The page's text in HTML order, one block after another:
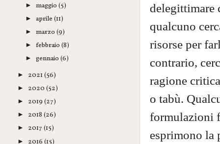
delegittimare
qualcuno
risorse per
contrario,
ragione
o tabù.
formulazioni
esprimono la
►maggio(5)
►aprile(11)
►marzo(9)
►febbraio(8)
►gennaio(6)
► 2021 (56)
► 2020 (52)
► 2019 (27)
► 2018 (26)
► 2017 (15)
► 2016 (15)